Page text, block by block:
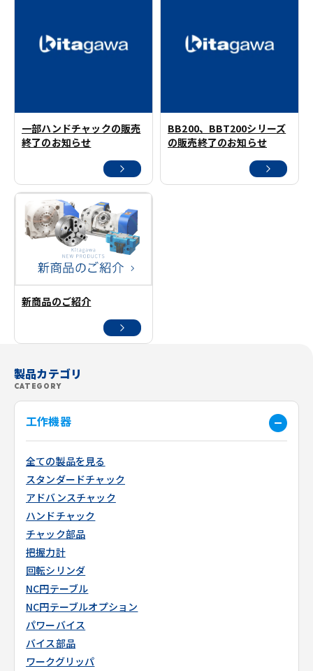
製品カテゴリ
CATEGORY
工作機器
全ての製品を見る
スタンダードチャック
アドバンスチャック
ハンドチャック
チャック部品
把握力計
回転シリンダ
NC円テーブル
NC円テーブルオプション
パワーバイス
バイス部品
ワークグリッパ
一部ハンドチャックの販売
終了のお知らせ
BB200、BBT200シリーズ
の販売終了のお知らせ
新商品のご紹介